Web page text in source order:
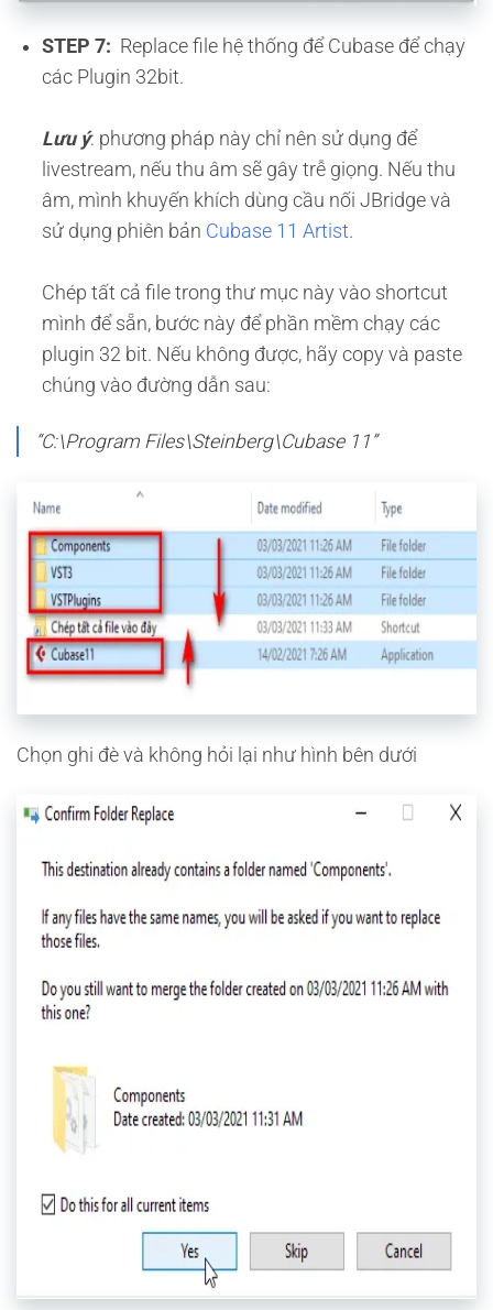
STEP 7: Replace file hệ thống để Cubase để chạy
các Plugin 32bit.
Lưu ý: phương pháp này chỉ nên sử dụng để
livestream, nếu thu âm sẽ gây trễ giọng. Nếu thu
âm, mình khuyến khích dùng cầu nối JBridge và
sử dụng phiên bản Cubase 11 Artist.
Chép tất cả file trong thư mục này vào shortcut
mình để sẵn, bước này để phần mềm chạy các
plugin 32 bit. Nếu không được, hãy copy và paste
chúng vào đường dẫn sau:
“C:\Program Files\Steinberg\Cubase 11”
Chọn ghi đè và không hỏi lại như hình bên dưới